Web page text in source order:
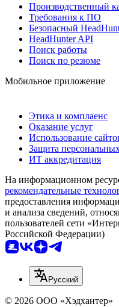
Производственный
Требования к ПО
Безопасный
HeadHunter API
Поиск работы
Поиск по резюме
Мобильное приложение
Этика и комплаенс
Оказание услуг
Использование
Защита
ИТ аккредитация
На информационном
рекомендательные
предоставления
и анализа сведений,
пользователей сети
Российской Федерации)
Русский
© 2026 ООО «Хэдхантер»